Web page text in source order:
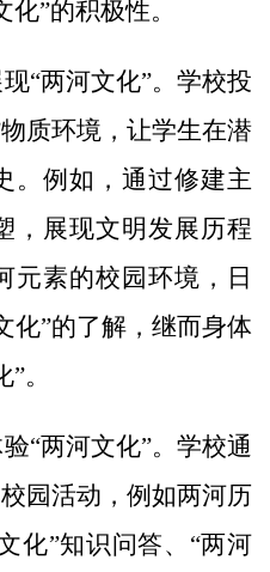
”的积极性。
两河文化”。学校投
质环境，让学生在潜
。例如，通过修建主
，展现文明发展历程
元素的校园环境，日
化”的了解，继而身体
。
两河文化”。学校通
园活动，例如两河历
化”知识问答、“两河